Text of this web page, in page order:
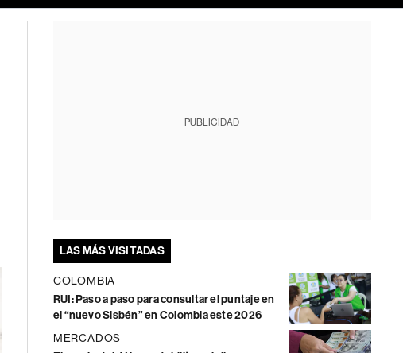
PUBLICIDAD
LAS MÁS VISITADAS
COLOMBIA
RUI: Paso a paso para consultar el puntaje en
el “nuevo Sisbén” en Colombia este 2026
MERCADOS